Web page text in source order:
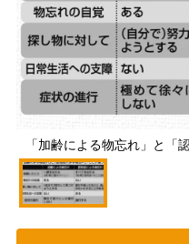
「加齢による物忘れ」と「